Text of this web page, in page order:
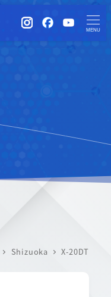
instagramFacebook
MENU
Shizuoka X-20DT